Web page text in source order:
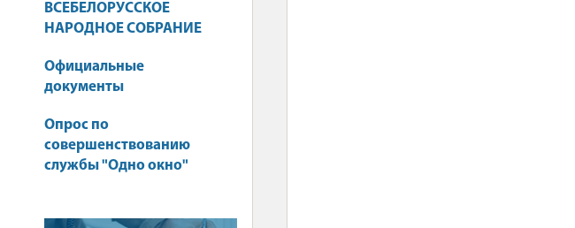
ВСЕБЕЛОРУССКОЕ
НАРОДНОЕ СОБРАНИЕ
Официальные
документы
Опрос по
совершенствованию
службы "Одно окно"